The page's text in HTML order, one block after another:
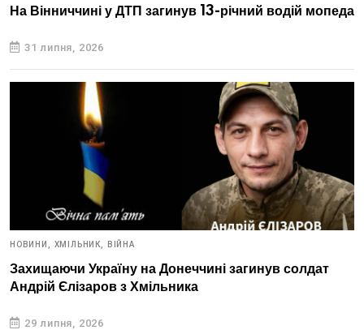
На Вінниччині у ДТП загинув 13-річний водій мопеда
31 липня, 2026
НОВИНИ, ХМІЛЬНИК, ВІЙНА
Захищаючи Україну на Донеччині загинув солдат
Андрій Єлізаров з Хмільника
29 липня, 2026